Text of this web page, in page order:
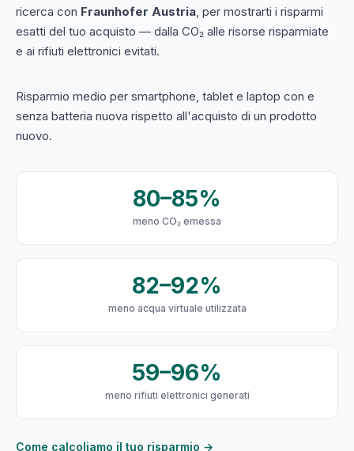
ricerca con Fraunhofer Austria, per mostrarti i risparmi
esatti del tuo acquisto — dalla CO₂ alle risorse risparmiate
e ai rifiuti elettronici evitati.
Risparmio medio per smartphone, tablet e laptop con e
senza batteria nuova rispetto all'acquisto di un prodotto
nuovo.
80–85%
meno CO₂ emessa
82–92%
meno acqua virtuale utilizzata
59–96%
meno rifiuti elettronici generati
Come calcoliamo il tuo risparmio →